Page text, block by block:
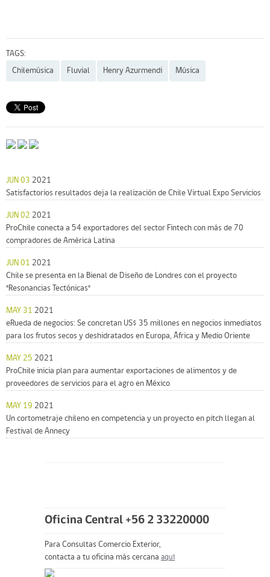
TAGS:
Chilemúsica
Fluvial Henry Azurmendi Música
JUN 03 2021
Satisfactorios resultados deja la realización de Chile Virtual Expo Servicios
JUN 02 2021
ProChile conecta a 54 exportadores del sector Fintech con más de 70
compradores de América Latina
JUN 01 2021
Chile se presenta en la Bienal de Diseño de Londres con el proyecto
"Resonancias Tectónicas"
MAY 31 2021
eRueda de negocios: Se concretan US$ 35 millones en negocios inmediatos
para los frutos secos y deshidratados en Europa, África y Medio Oriente
MAY 25 2021
ProChile inicia plan para aumentar exportaciones de alimentos y de
proveedores de servicios para el agro en México
MAY 19 2021
Un cortometraje chileno en competencia y un proyecto en pitch llegan al
Festival de Annecy
Oficina Central +56 2 33220000
Para Consultas Comercio Exterior,
contacta a tu oficina más cercana aquí